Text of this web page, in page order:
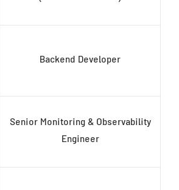
Backend Developer
Senior Monitoring & Observability
Engineer